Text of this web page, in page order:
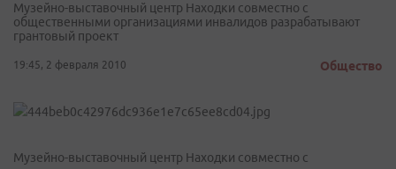
Музейно-выставочный центр Находки совместно с
общественными организациями инвалидов разрабатывают
грантовый проект
19:45, 2 февраля 2010 Общество
Музейно-выставочный центр Находки совместно с